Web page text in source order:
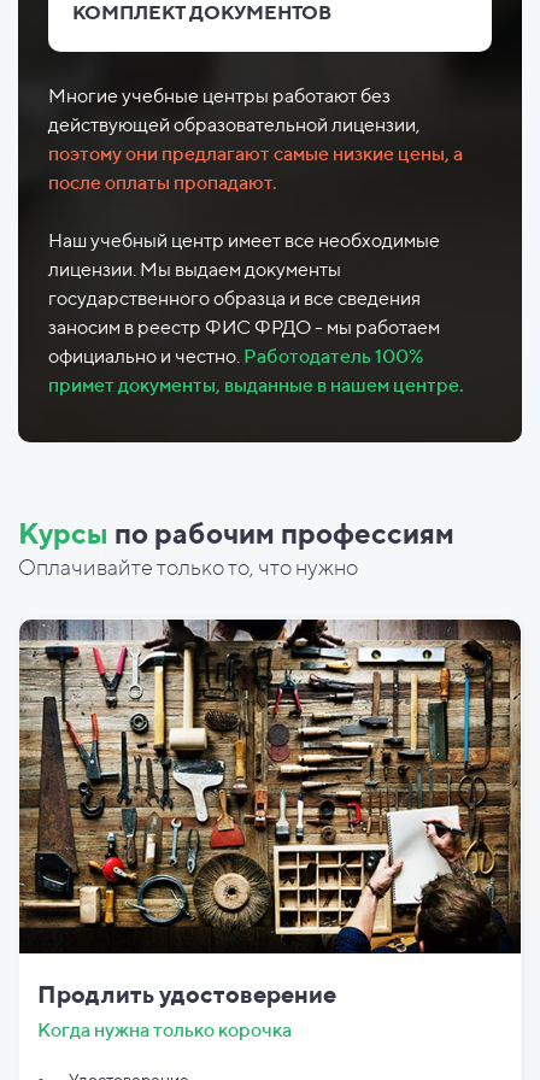
КОМПЛЕКТ ДОКУМЕНТОВ
Многие учебные центры работают без
действующей образовательной лицензии,
поэтому они предлагают самые низкие цены, а
после оплаты пропадают.
Наш учебный центр имеет все необходимые
лицензии. Мы выдаем документы
государственного образца и все сведения
заносим в реестр ФИС ФРДО - мы работаем
официально и честно. Работодатель 100%
примет документы, выданные в нашем центре.
Курсы по рабочим профессиям
Оплачивайте только то, что нужно
Продлить удостоверение
Когда нужна только корочка